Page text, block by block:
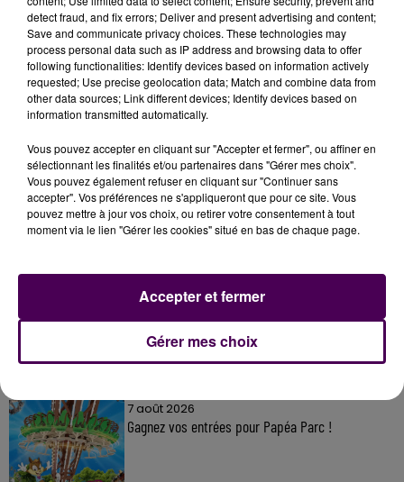
À LA UNE
7 août 2026
11 juillet 2026
Inscrivez-vous au casting The Voice & The Voice
7 août 2026
Gagnez vos entrées pour Papéa Parc !
detect fraud, and fix errors; Deliver and present advertising and content;
Save and communicate privacy choices. These technologies may
process personal data such as IP address and browsing data to offer
following functionalities: Identify devices based on information actively
requested; Use precise geolocation data; Match and combine data from
other data sources; Link different devices; Identify devices based on
information transmitted automatically.
Vous pouvez accepter en cliquant sur "Accepter et fermer", ou affiner en
sélectionnant les finalités et/ou partenaires dans "Gérer mes choix".
Vous pouvez également refuser en cliquant sur "Continuer sans
accepter". Vos préférences ne s'appliqueront que pour ce site. Vous
pouvez mettre à jour vos choix, ou retirer votre consentement à tout
moment via le lien "Gérer les cookies" situé en bas de chaque page.
Gérer mes choix
Accepter et fermer